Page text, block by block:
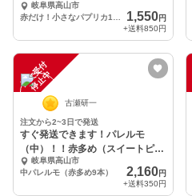
岐阜県高山市
1,550円
+送料850円
注
文
受
付
停
止
中
古瀬研一
注文から2~3日で発送
すぐ発送できます！パレルモ
（中）！！赤多め（スイートピー
マン）7本〜8本
岐阜県高山市
中パレルモ（赤多め9本）
2,160円
+送料350円